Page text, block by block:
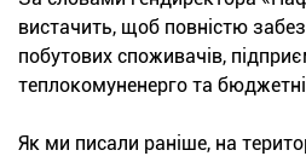
вистачить, щоб повністю
побутових споживачів,
теплокомуненерго та
Як ми писали раніше, на